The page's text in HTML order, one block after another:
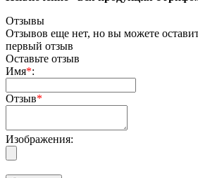
Отзывы
Отзывов еще нет, но вы можете
первый отзыв
Оставьте отзыв
Имя*:
Отзыв*
Изображения: